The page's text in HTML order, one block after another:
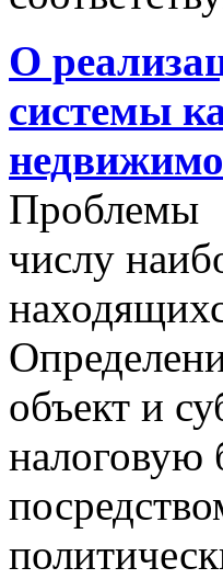
О
системы
Проблемы
числу
объект и
налоговую